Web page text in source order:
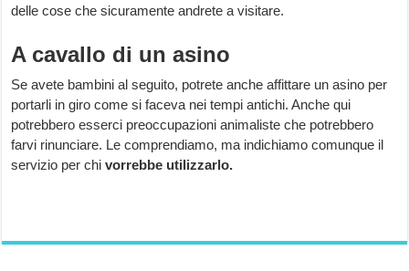
delle cose che sicuramente andrete a visitare.
A cavallo di un asino
Se avete bambini al seguito, potrete anche affittare un asino per
portarli in giro come si faceva nei tempi antichi. Anche qui
potrebbero esserci preoccupazioni animaliste che potrebbero
farvi rinunciare. Le comprendiamo, ma indichiamo comunque il
servizio per chivorrebbe utilizzarlo.